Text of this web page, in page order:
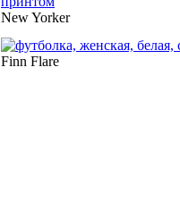
New Yorker
Finn Flare